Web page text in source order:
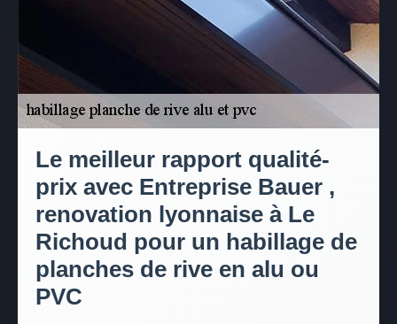
Le meilleur rapport qualité-
prix avec Entreprise Bauer ,
renovation lyonnaise à Le
Richoud pour un habillage de
planches de rive en alu ou
PVC